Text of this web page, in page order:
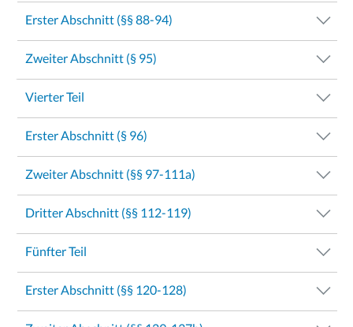
Erster Abschnitt (§§ 88-94)
Zweiter Abschnitt (§ 95)
Vierter Teil
Erster Abschnitt (§ 96)
Zweiter Abschnitt (§§ 97-111a)
Dritter Abschnitt (§§ 112-119)
Fünfter Teil
Erster Abschnitt (§§ 120-128)